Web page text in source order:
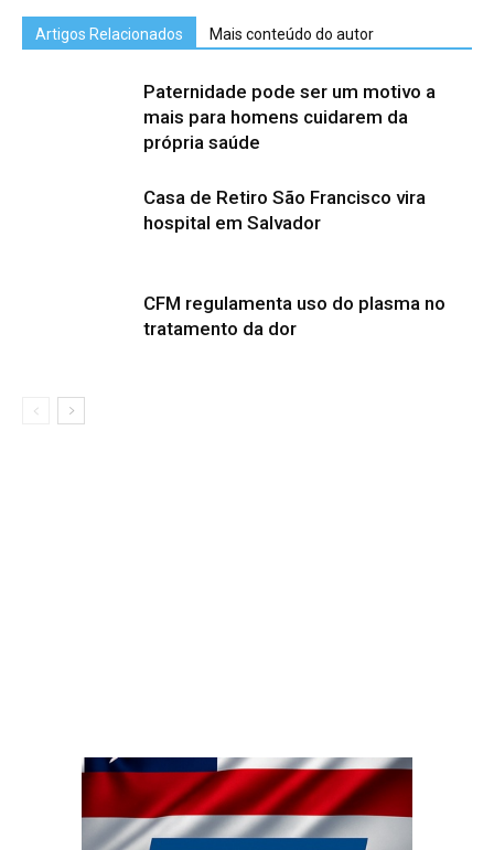
Artigos Relacionados Mais conteúdo do autor
Paternidade pode ser um motivo a
mais para homens cuidarem da
própria saúde
Casa de Retiro São Francisco vira
hospital em Salvador
CFM regulamenta uso do plasma no
tratamento da dor